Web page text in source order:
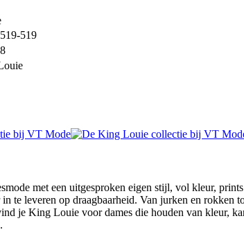
519
met een uitgesproken eigen stijl, vol kleur,
te leveren op draagbaarheid. Van jurken en
je King Louie voor dames die houden van kleur,